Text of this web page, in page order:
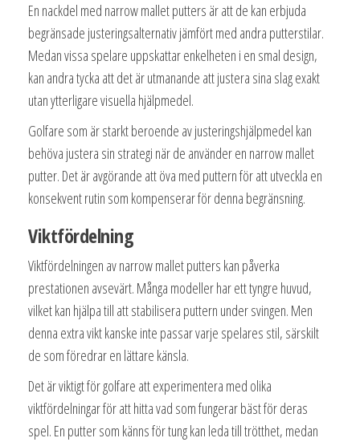
En nackdel med narrow mallet putters är att de kan erbjuda
begränsade justeringsalternativ jämfört med andra putterstilar.
Medan vissa spelare uppskattar enkelheten i en smal design,
kan andra tycka att det är utmanande att justera sina slag exakt
utan ytterligare visuella hjälpmedel.
Golfare som är starkt beroende av justeringshjälpmedel kan
behöva justera sin strategi när de använder en narrow mallet
putter. Det är avgörande att öva med puttern för att utveckla en
konsekvent rutin som kompenserar för denna begränsning.
Viktfördelning
Viktfördelningen av narrow mallet putters kan påverka
prestationen avsevärt. Många modeller har ett tyngre huvud,
vilket kan hjälpa till att stabilisera puttern under svingen. Men
denna extra vikt kanske inte passar varje spelares stil, särskilt
de som föredrar en lättare känsla.
Det är viktigt för golfare att experimentera med olika
viktfördelningar för att hitta vad som fungerar bäst för deras
spel. En putter som känns för tung kan leda till trötthet, medan